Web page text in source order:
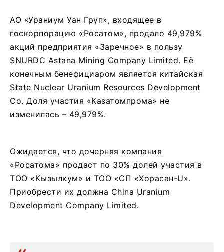
АО «Ураниум Уан Груп», входящее в
госкорпорацию «Росатом», продало 49,979%
акций предприятия «Заречное» в пользу
SNURDC Astana Mining Company Limited. Её
конечным бенефициаром является китайская
State Nuclear Uranium Resources Development
Co. Доля участия «Казатомпрома» не
изменилась – 49,979%.
Ожидается, что дочерняя компания
«Росатома» продаст по 30% долей участия в
ТОО «Кызылкум» и ТОО «СП «Хорасан-U».
Приобрести их должна China Uranium
Development Company Limited.